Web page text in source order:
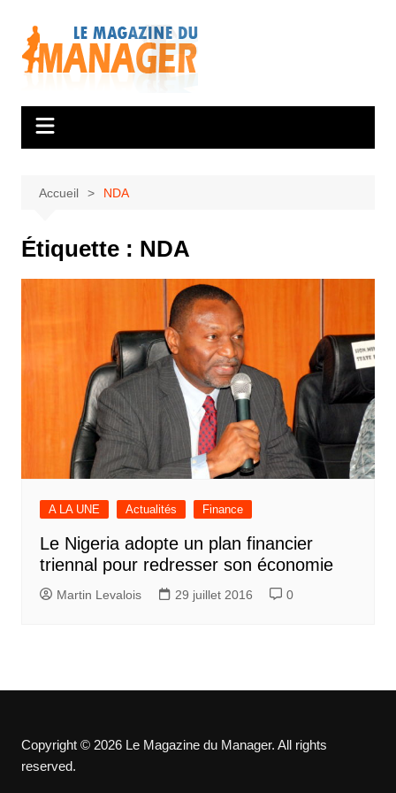
contenu
Accueil NDA
Étiquette : NDA
A LA UNE Actualités Finance
Le Nigeria adopte un plan financier
triennal pour redresser son économie
Martin Levalois 29 juillet 2016 0
Copyright © 2026 Le Magazine du Manager. All rights
reserved.